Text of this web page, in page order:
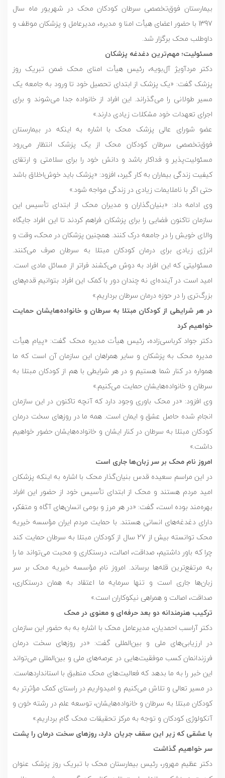
بیمارستان فوق‌تخصصی سرطان کودکان محک در شهریور ماه سال
1397 با حضور اعضای هیأت امنا و مدیره، مدیرعامل و پزشکان موظف و
داوطلب محک برگزار شد.
مسئولیت؛ مهم‌ترین دغدغه پزشکان
دکتر مردآویژ آل‌بویه، رئیس هیأت امنای محک ضمن تبریک روز
پزشک گفت: «یک پزشک از ابتدای تحصیل خود تا ورود به جامعه یک
مسیر طولانی را می‌گذراند. این افراد از خانواده جدا می‌شوند و برای
اجرای تعهدات خود مشکلات زیادی دارند.»
عضو شورای عالی پزشک محک با اشاره به اینکه در بیمارستان
فوق‌تخصصی سرطان کودکان محک از یک پزشک انتظار می‌رود
مسئولیت‌پذیر و فداکار باشد و دانش خود را برای سلامتی و ارتقای
کیفیت زندگی بیماران به کار گیرد، افزود: «پزشک باید خوش‌اخلاق باشد
حتی اگر با ناملایمات زیادی در زندگی مواجه شود.»
وی ادامه داد: «بنیان‌گذاران و مدیران محک از ابتدای تأسیس این
سازمان تاکنون فضایی را برای پزشکان فراهم کردند تا این افراد جایگاه
والای خویش را در جامعه درک کنند. همچنین پزشکان در محک، وقت و
انرژی زیادی برای درمان کودکان مبتلا به سرطان صرف می‌کنند.
مسئولیتی که این افراد به دوش می‌کشند فراتر از مسائل مادی است.
امید است در آینده‌ای نه چندان دور با کمک این افراد بتوانیم قدم‌های
بزرگ‌تری را در حوزه درمان سرطان برداریم.»
در هر شرایطی از کودکان مبتلا به سرطان و خانواده‌هایشان حمایت
خواهیم کرد
دکتر جواد کرباسی‌زاده، رئیس هیأت مدیره محک گفت: «پیام هیأت
مدیره محک به پزشکان و سایر همراهان این سازمان آن است که ما
همواره در کنار شما هستیم و در هر شرایطی با هم از کودکان مبتلا به
سرطان و خانواده‌هایشان حمایت می‌کنیم.»
وی افزود: «در محک باوری وجود دارد که آنچه تاکنون در این سازمان
انجام شده حاصل عشق و ایمان است. همه ما در روزهای سخت درمان
کودکان مبتلا به سرطان در کنار ایشان و خانواده‌هایشان حضور خواهیم
داشت.»
امروز نام محک بر سر زبان‌ها جاری است
در این مراسم سعیده قدس بنیان‌گذار محک با اشاره به اینکه پزشکان
امید مردم هستند و محک از ابتدای تأسیس خود از حضور این افراد
بهره‌مند بوده است، گفت: «در هر مرز و بومی انسان‌های آگاه و متفکر،
دارای دغدغه‌های انسانی هستند. با حمایت مردم ایران مؤسسه خیریه
محک توانسته بیش از 27 سال از کودکان مبتلا به سرطان حمایت کند
چرا که باور داشتیم، صداقت، اصالت، درستکاری و محبت می‌تواند ما را
به مرتفع‌ترین قله‌ها برساند. امروز نام مؤسسه خیریه محک بر سر
زبان‌ها جاری است و تنها سرمایه ما اعتقاد به همان درستکاری،
صداقت، اصالت و همراهی نیکوکاران است.»
ترکیب هنرمندانه دو بعد حرفه‌ای و معنوی در محک
دکتر آراسب احمدیان، مدیرعامل محک با اشاره به به حضور این سازمان
در ارزیابی‌های ملی و بین‌المللی گفت: «در روزهای سخت درمان
فرزندانمان کسب موفقیت‌هایی در عرصه‌های ملی و بین‌المللی می‌تواند
این خبر را به ما بدهد که فعالیت‌های محک منطبق با استانداردهاست.
در مسیر تعالی و تلاش می‌کنیم و امیدواریم در راستای کمک مؤثرتر به
کودکان مبتلا به سرطان و خانواده‌هایشان، توسعه علم در رشته خون و
آنکولوژی کودکان و توجه به مرکز تحقیقات محک گام برداریم.»
با عشقی که زیر این سقف جریان دارد، روزهای سخت درمان را پشت
سر خواهیم گذاشت
دکتر عظیم مهرور، رئیس بیمارستان محک با تبریک روز پزشک عنوان